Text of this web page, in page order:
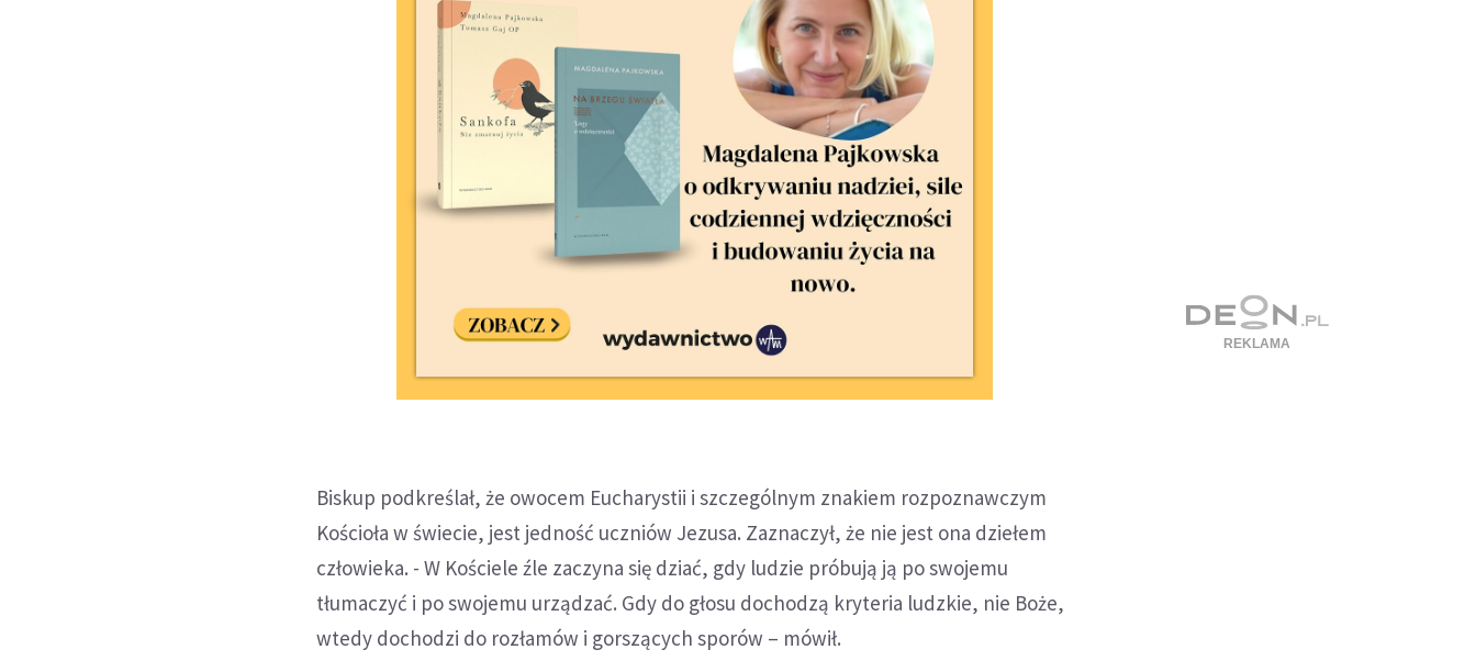
Biskup podkreślał, że owocem Eucharystii i szczególnym znakiem rozpoznawczym
Kościoła w świecie, jest jedność uczniów Jezusa. Zaznaczył, że nie jest ona dziełem
człowieka. - W Kościele źle zaczyna się dziać, gdy ludzie próbują ją po swojemu
tłumaczyć i po swojemu urządzać. Gdy do głosu dochodzą kryteria ludzkie, nie Boże,
wtedy dochodzi do rozłamów i gorszących sporów – mówił.